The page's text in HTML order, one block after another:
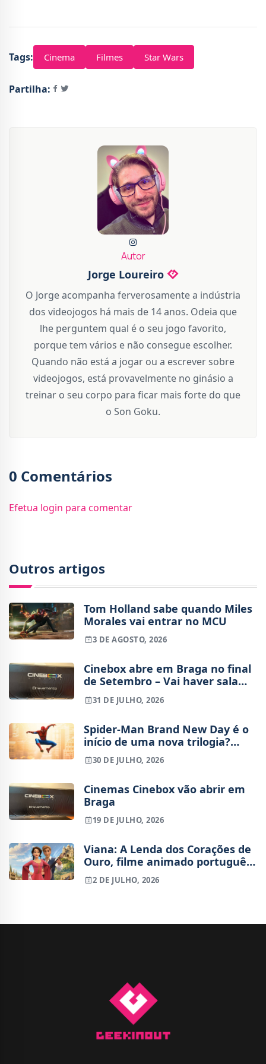
Tags: Cinema Filmes Star Wars
Partilha:
Autor
Jorge Loureiro
O Jorge acompanha ferverosamente a indústria
dos videojogos há mais de 14 anos. Odeia que
lhe perguntem qual é o seu jogo favorito,
porque tem vários e não consegue escolher.
Quando não está a jogar ou a escrever sobre
videojogos, está provavelmente no ginásio a
treinar o seu corpo para ficar mais forte do que
o Son Goku.
0 Comentários
Efetua login para comentar
Outros artigos
Tom Holland sabe quando Miles
Morales vai entrar no MCU
3 DE AGOSTO, 2026
Cinebox abre em Braga no final
de Setembro – Vai haver sala
IMAX?
31 DE JULHO, 2026
Spider-Man Brand New Day é o
início de uma nova trilogia?
Tudo o que sabemos sobre o
futuro do Peter Parker de Tom
30 DE JULHO, 2026
Cinemas Cinebox vão abrir em
Braga
19 DE JULHO, 2026
Viana: A Lenda dos Corações de
Ouro, filme animado português,
já tem trailer
2 DE JULHO, 2026